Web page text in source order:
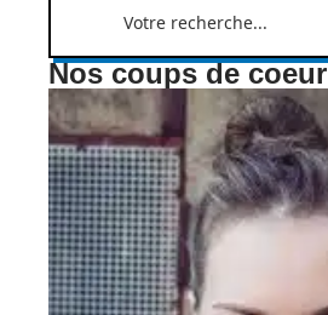
Nos coups de coeur